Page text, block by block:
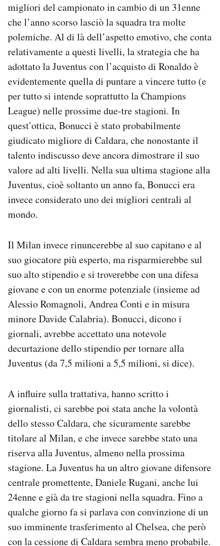
migliori del campionato in cambio di un 31enne
che l’anno scorso lasciò la squadra tra molte
polemiche. Al di là dell’aspetto emotivo, che conta
relativamente a questi livelli, la strategia che ha
adottato la Juventus con l’acquisto di Ronaldo è
evidentemente quella di puntare a vincere tutto (e
per tutto si intende soprattutto la Champions
League) nelle prossime due-tre stagioni. In
quest’ottica, Bonucci è stato probabilmente
giudicato migliore di Caldara, che nonostante il
talento indiscusso deve ancora dimostrare il suo
valore ad alti livelli. Nella sua ultima stagione alla
Juventus, cioè soltanto un anno fa, Bonucci era
invece considerato uno dei migliori centrali al
mondo.
Il Milan invece rinuncerebbe al suo capitano e al
suo giocatore più esperto, ma risparmierebbe sul
suo alto stipendio e si troverebbe con una difesa
giovane e con un enorme potenziale (insieme ad
Alessio Romagnoli, Andrea Conti e in misura
minore Davide Calabria). Bonucci, dicono i
giornali, avrebbe accettato una notevole
decurtazione dello stipendio per tornare alla
Juventus (da 7,5 milioni a 5,5 milioni, si dice).
A influire sulla trattativa, hanno scritto i
giornalisti, ci sarebbe poi stata anche la volontà
dello stesso Caldara, che sicuramente sarebbe
titolare al Milan, e che invece sarebbe stato una
riserva alla Juventus, almeno nella prossima
stagione. La Juventus ha un altro giovane difensore
centrale promettente, Daniele Rugani, anche lui
24enne e già da tre stagioni nella squadra. Fino a
qualche giorno fa si parlava con convinzione di un
suo imminente trasferimento al Chelsea, che però
con la cessione di Caldara sembra meno probabile.